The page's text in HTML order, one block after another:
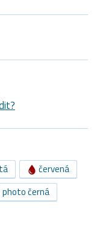
červená
photo černá